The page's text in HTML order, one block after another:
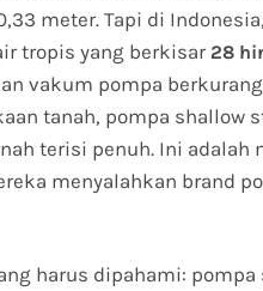
meter. Tapi di
tropis yang berkisar 28
vakum pompa
tanah, pompa shallow
terisi penuh. Ini adalah
menyalahkan brand
harus dipahami: